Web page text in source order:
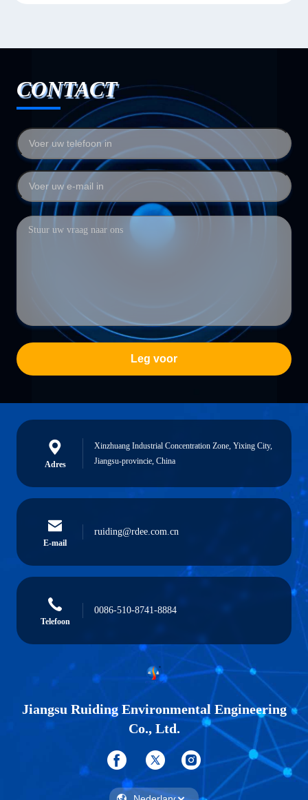
CONTACT
Leg voor
Adres
Xinzhuang Industrial Concentration Zone, Yixing City,
Jiangsu-provincie, China
E-mail
ruiding@rdee.com.cn
Telefoon
0086-510-8741-8884
Jiangsu Ruiding Environmental Engineering
Co., Ltd.